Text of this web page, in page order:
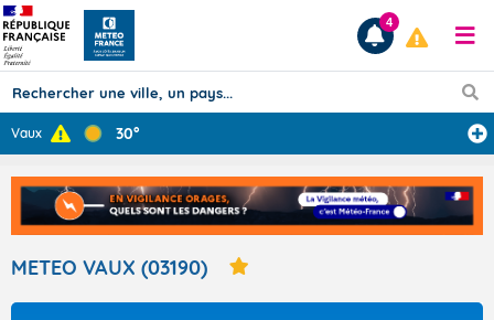
Prévisions
TOUS LES RÉSULTATS
Articles
4
Vaux 30°
METEO VAUX (03190)